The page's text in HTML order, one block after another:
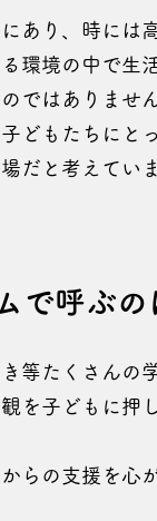
あり、時には
環境の中で生
ではありませ
どもたちにと
だと考えてい
で呼ぶの
等たくさんの
を子どもに押
らの支援を心